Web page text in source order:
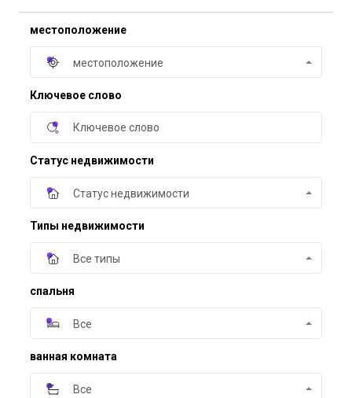
местоположение
местоположение
Ключевое слово
Статус недвижимости
Статус недвижимости
Типы недвижимости
Все типы
спальня
Все
ванная комната
Все